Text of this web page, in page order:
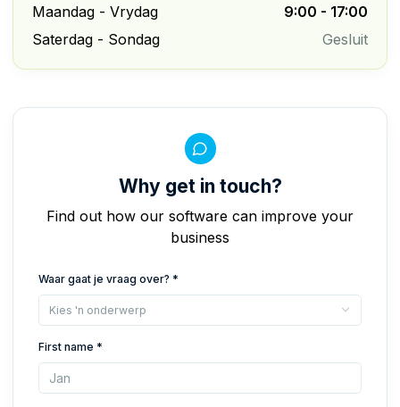
Maandag - Vrydag
9:00 - 17:00
Saterdag - Sondag
Gesluit
Why get in touch?
Find out how our software can improve your
business
Waar gaat je vraag over? *
Kies 'n onderwerp
First name *